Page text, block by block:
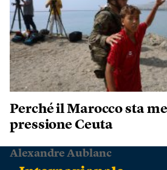
Perché il Marocco sta
pressione Ceuta
Alexandre Aublanc